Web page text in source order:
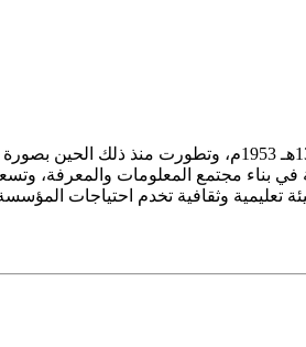
في بناء مجتمع المعلومات والمعرفة،
تعليمية وثقافية تخدم احتياجات